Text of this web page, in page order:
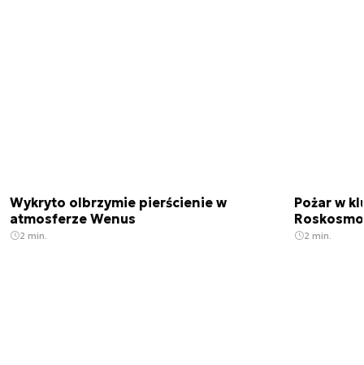
Wykryto olbrzymie pierścienie w
atmosferze Wenus
2 min.
Pożar w
2 min.